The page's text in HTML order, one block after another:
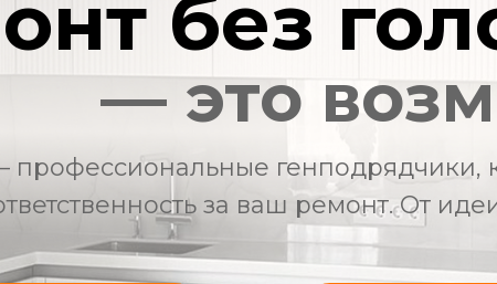
без
— это
генподрядчики,
за ваш ремонт. От